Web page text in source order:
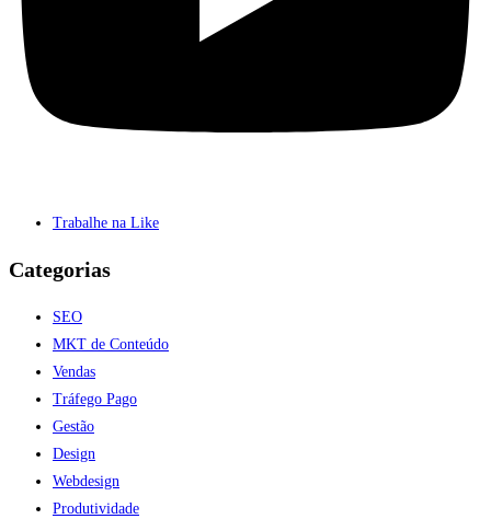
Trabalhe na Like
Categorias
SEO
MKT de Conteúdo
Vendas
Tráfego Pago
Gestão
Design
Webdesign
Produtividade